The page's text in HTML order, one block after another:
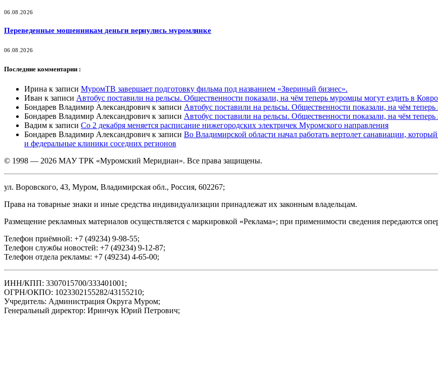
06.08.2026
Переведенные мошенникам деньги вернулись муромлянке
06.08.2026
Последние комментарии :
Ирина к записи МуромТВ завершает подготовку фильма под названием «Звериный бизнес».
Иван к записи Автобус поставили на рельсы. Общественности показали, на чём теперь муромцы могут ездить в
Бондарев Владимир Александрович к записи Автобус поставили на рельсы. Общественности показали, на чём
Бондарев Владимир Александрович к записи Автобус поставили на рельсы. Общественности показали, на чём
Вадим к записи Со 2 декабря меняется расписание нижегородских электричек Муромского направления
Бондарев Владимир Александрович к записи Во Владимирской области начал работать вертолет санавиации,
и федеральные клиники соседних регионов
© 1998 — 2026 МАУ ТРК «Муромский Меридиан». Все права защищены.
ул. Воровского, 43, Муром, Владимирская обл., Россия, 602267;
Права на товарные знаки и иные средства индивидуализации принадлежат их законным владельцам.
Размещение рекламных материалов осуществляется с маркировкой «Реклама»; при применимости сведения передаются
Телефон приёмной: +7 (49234) 9-98-55;
Телефон службы новостей: +7 (49234) 9-12-87;
Телефон отдела рекламы: +7 (49234) 4-65-00;
ИНН/КПП: 3307015700/333401001;
ОГРН/ОКПО: 1023302155282/43155210;
Учредитель: Администрация Округа Муром;
Генеральный директор: Иринчук Юрий Петрович;